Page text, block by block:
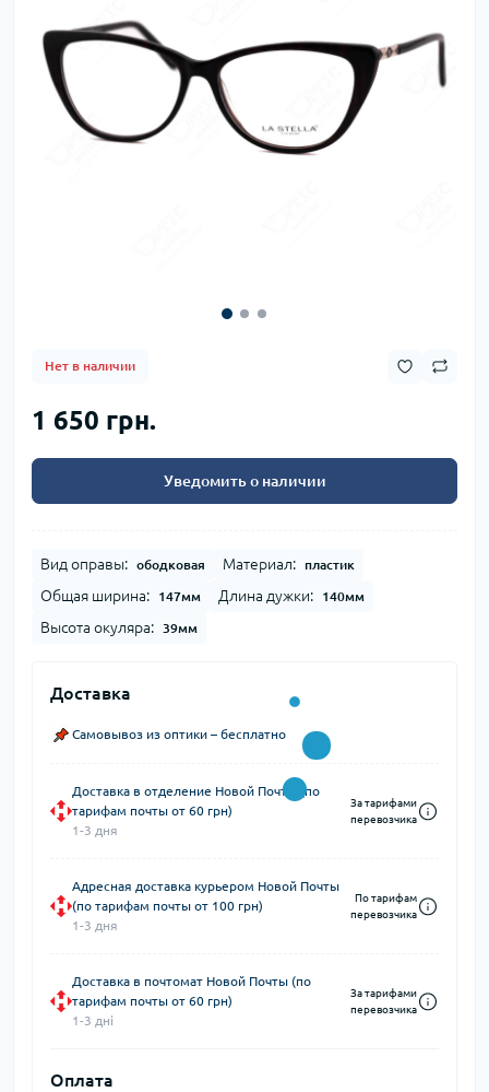
Нет в наличии
1 650 грн.
Уведомить о наличии
Вид оправы: ободковая Материал: пластик
Общая ширина: 147мм Длина дужки: 140мм
Высота окуляра: 39мм
Доставка
Самовывоз из оптики – бесплатно
Доставка в отделение Новой Почты (по
тарифам почты от 60 грн)
1-3 дня
За тарифами
перевозчика
Адресная доставка курьером Новой Почты
(по тарифам почты от 100 грн)
1-3 дня
По тарифам
перевозчика
Доставка в почтомат Новой Почты (по
тарифам почты от 60 грн)
1-3 дні
За тарифами
перевозчика
Оплата